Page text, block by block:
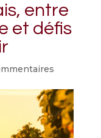
entre
et défis